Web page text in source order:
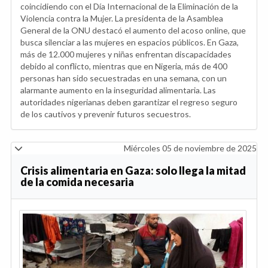
coincidiendo con el Día Internacional de la Eliminación de la
Violencia contra la Mujer. La presidenta de la Asamblea
General de la ONU destacó el aumento del acoso online, que
busca silenciar a las mujeres en espacios públicos. En Gaza,
más de 12.000 mujeres y niñas enfrentan discapacidades
debido al conflicto, mientras que en Nigeria, más de 400
personas han sido secuestradas en una semana, con un
alarmante aumento en la inseguridad alimentaria. Las
autoridades nigerianas deben garantizar el regreso seguro
de los cautivos y prevenir futuros secuestros.
Miércoles 05 de noviembre de 2025
Crisis alimentaria en Gaza: solo llega la mitad
de la comida necesaria